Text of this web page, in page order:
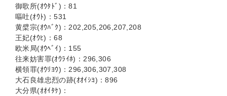
御歌所(ｵｳﾀﾄﾞ)：81
嘔吐(ｵｳﾄ)：531
黄檗宗(ｵｳﾊﾞｸ)：202,205,206,207,208
王妃(ｵｳﾋ)：68
欧米局(ｵｳﾍﾞｲ)：155
往来妨害罪(ｵｳﾗｲﾎ)：296,306
横領罪(ｵｳﾘﾖｳ)：296,306,307,308
大石良雄忠烈の跡(ｵｵｲｼﾖ)：896
大分県(ｵｵｲﾀｹ)：